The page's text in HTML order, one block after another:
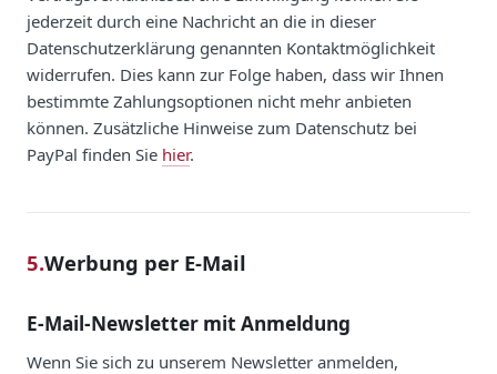
jederzeit durch eine Nachricht an die in dieser
Datenschutzerklärung genannten Kontaktmöglichkeit
widerrufen. Dies kann zur Folge haben, dass wir Ihnen
bestimmte Zahlungsoptionen nicht mehr anbieten
können. Zusätzliche Hinweise zum Datenschutz bei
PayPal finden Sie hier.
5.Werbung per E-Mail
E-Mail-Newsletter mit Anmeldung
Wenn Sie sich zu unserem Newsletter anmelden,